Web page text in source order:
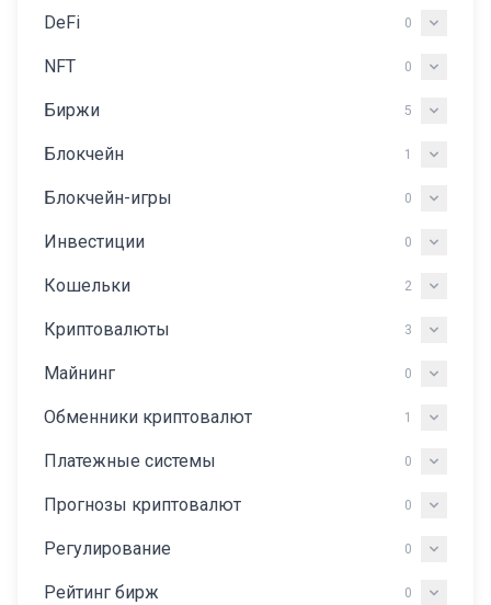
DeFi 0
NFT 0
Биржи 5
Блокчейн 1
Блокчейн-игры 0
Инвестиции 0
Кошельки 2
Криптовалюты 3
Майнинг 0
Обменники криптовалют 1
Платежные системы 0
Прогнозы криптовалют 0
Регулирование 0
Рейтинг бирж 0